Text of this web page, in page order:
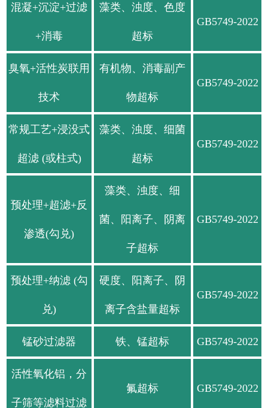
混凝+沉淀+过滤
+消毒
藻类、浊度、色度
超标
GB5749-2022
臭氧+活性炭联用
技术
有机物、消毒副产
物超标
GB5749-2022
常规工艺+浸没式
超滤 (或柱式)
藻类、浊度、细菌
超标
GB5749-2022
预处理+超滤+反
渗透(勾兑)
藻类、浊度、细
菌、阳离子、阴离
子超标
GB5749-2022
预处理+纳滤 (勾
兑)
硬度、阳离子、阴
离子含盐量超标
GB5749-2022
锰砂过滤器 铁、锰超标 GB5749-2022
活性氧化铝，分
子筛等滤料过滤
氟超标 GB5749-2022